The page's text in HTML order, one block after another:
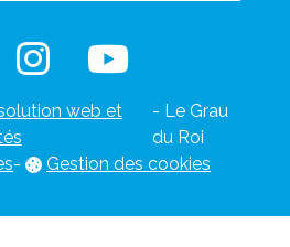
web et
- Le Grau
du Roi
- Gestion des cookies